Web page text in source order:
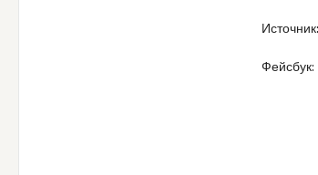
Источник:
Фейсбук: